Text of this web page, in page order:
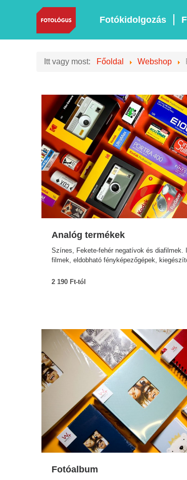
Fotókidolgozás
Itt vagy most: Főoldal Webshop
Analóg termékek
Színes, Fekete-fehér negatívok és diafilmek.
filmek, eldobható fényképezőgépek,
2 190 Ft-tól
Fotóalbum